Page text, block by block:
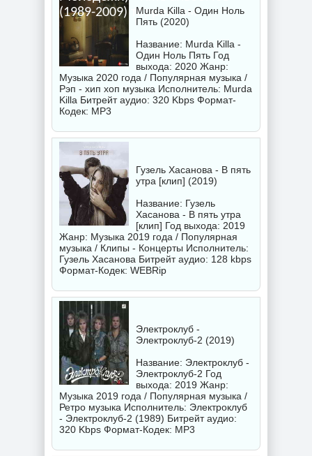
(1989-2009) торрентом
Murda Killa - Один Ноль
Пять (2020)
Название: Murda Killa -
Один Ноль Пять Год
выхода: 2020 Жанр:
Музыка 2020 года / Популярная музыка /
Рэп - хип хоп музыка Исполнитель: Murda
Killa Битрейт аудио: 320 Kbps Формат-
Кодек: MP3
Гузель Хасанова - В пять
утра [клип] (2019)
Название: Гузель
Хасанова - В пять утра
[клип] Год выхода: 2019
Жанр: Музыка 2019 года / Популярная
музыка / Клипы - Концерты Исполнитель:
Гузель Хасанова Битрейт аудио: 128 kbps
Формат-Кодек: WEBRip
Электроклуб -
Электроклуб-2 (2019)
Название: Электроклуб -
Электроклуб-2 Год
выхода: 2019 Жанр:
Музыка 2019 года / Популярная музыка /
Ретро музыка Исполнитель: Электроклуб
- Электроклуб-2 (1989) Битрейт аудио:
320 Kbps Формат-Кодек: MP3